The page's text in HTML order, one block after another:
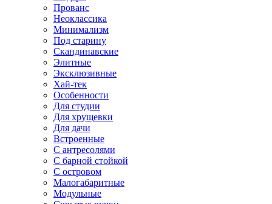
Прованс
Неоклассика
Минимализм
Под старину
Скандинавские
Элитные
Эксклюзивные
Хай-тек
Особенности
Для студии
Для хрущевки
Для дачи
Встроенные
С антресолями
С барной стойкой
С островом
Малогабаритные
Модульные